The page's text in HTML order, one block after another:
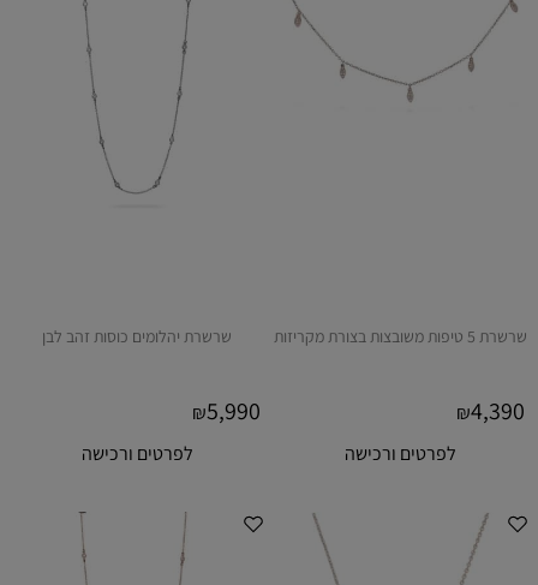
שרשרת 5 טיפות משובצות בצורת מקריזות
₪4,390
לפרטים ורכישה
שרשרת יהלומים כוסות זהב לבן
₪5,990
לפרטים ורכישה